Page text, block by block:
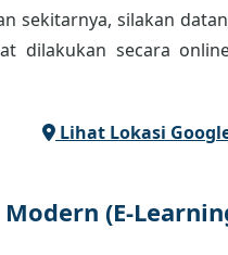
sekitarnya, silakan
dilakukan secara
Lihat Lokasi
(E-